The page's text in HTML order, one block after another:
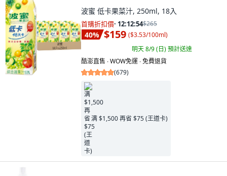
波蜜 低卡果菜汁, 250ml, 18入
首購折扣價· 12:12:53$265
40% $159 ($3.53/100ml)
明天 8/9 (日)預計送達
酷澎直售 ∙ WOW免運 ∙ 免費退貨
(679)
满 $1,500 再省 $75 (王道卡)